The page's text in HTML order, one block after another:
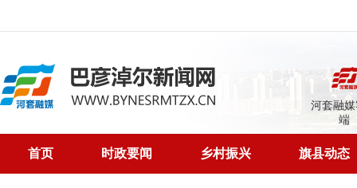
河套融
端
首页 时政要闻 乡村振兴 旗县动态